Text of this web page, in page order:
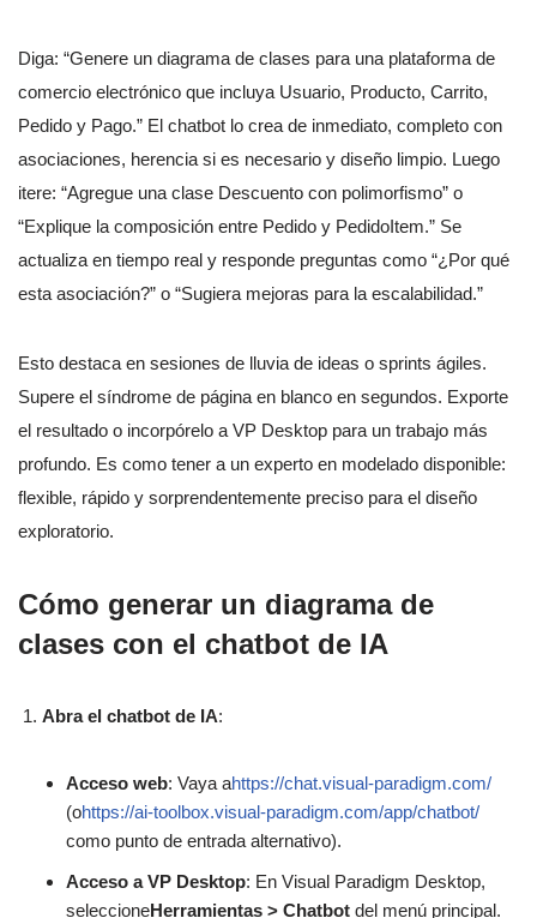
Diga: “Genere un diagrama de clases para una plataforma de
comercio electrónico que incluya Usuario, Producto, Carrito,
Pedido y Pago.” El chatbot lo crea de inmediato, completo con
asociaciones, herencia si es necesario y diseño limpio. Luego
itere: “Agregue una clase Descuento con polimorfismo” o
“Explique la composición entre Pedido y PedidoItem.” Se
actualiza en tiempo real y responde preguntas como “¿Por qué
esta asociación?” o “Sugiera mejoras para la escalabilidad.”
Esto destaca en sesiones de lluvia de ideas o sprints ágiles.
Supere el síndrome de página en blanco en segundos. Exporte
el resultado o incorpórelo a VP Desktop para un trabajo más
profundo. Es como tener a un experto en modelado disponible:
flexible, rápido y sorprendentemente preciso para el diseño
exploratorio.
Cómo generar un diagrama de
clases con el chatbot de IA
Abra el chatbot de IA:
Acceso web: Vaya ahttps://chat.visual-paradigm.com/
(ohttps://ai-toolbox.visual-paradigm.com/app/chatbot/
como punto de entrada alternativo).
Acceso a VP Desktop: En Visual Paradigm Desktop,
seleccioneHerramientas > Chatbot del menú principal.